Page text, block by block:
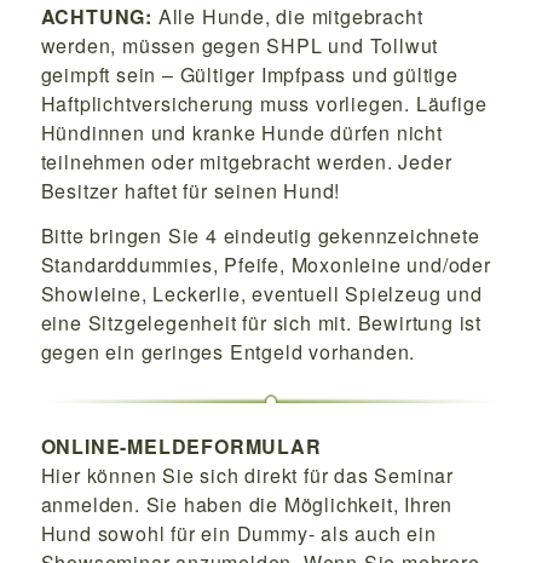
ACHTUNG: Alle Hunde, die mitgebracht
werden, müssen gegen SHPL und Tollwut
geimpft sein – Gültiger Impfpass und gültige
Haftplichtversicherung muss vorliegen. Läufige
Hündinnen und kranke Hunde dürfen nicht
teilnehmen oder mitgebracht werden. Jeder
Besitzer haftet für seinen Hund!
Bitte bringen Sie 4 eindeutig gekennzeichnete
Standarddummies, Pfeife, Moxonleine und/oder
Showleine, Leckerlie, eventuell Spielzeug und
eine Sitzgelegenheit für sich mit. Bewirtung ist
gegen ein geringes Entgeld vorhanden.
ONLINE-MELDEFORMULAR
Hier können Sie sich direkt für das Seminar
anmelden. Sie haben die Möglichkeit, Ihren
Hund sowohl für ein Dummy- als auch ein